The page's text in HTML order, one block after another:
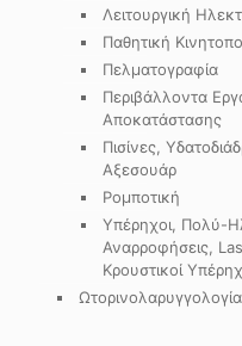
Λειτουργική
Παθητική
Πελματογραφία
Περιβάλλοντα
Αποκατάστασης
Πισίνες,
Αξεσουάρ
Ρομποτική
Υπέρηχοι, Πολύ-
Αναρροφήσεις,
Κρουστικοί
Ωτορινολαρυγγολογία